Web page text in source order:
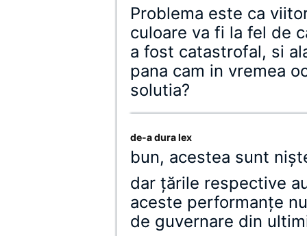
Problema este ca
culoare va fi la fel de
a fost catastrofal, si
pana cam in vremea
solutia?
de-a dura lex
bun, acestea sunt
dar ţările respective
aceste performanţe
de guvernare din